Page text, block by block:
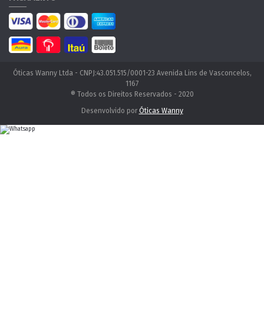
Óticas Wanny Ltda - CNPJ:43.051.515/0001-23 Avenida Lins de Vasconcelos,
1167
® Todos os Direitos Reservados - 2020
Desenvolvido por Óticas Wanny